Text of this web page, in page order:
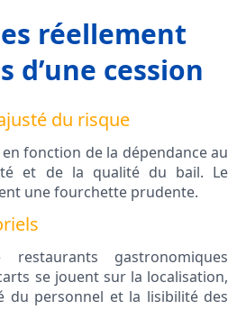
réellement
d’une cession
du risque
fonction de la dépendance au
et de la qualité du bail. Le
une fourchette prudente.
gastronomiques
se jouent sur la localisation,
du personnel et la lisibilité des